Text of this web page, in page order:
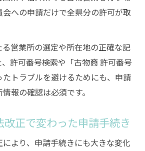
への申請だけで全県分の許可が取
営業所の選定や所在地の正確な記
許可番号検索や「古物商 許可番号
トラブルを避けるためにも、申請
報の確認は必須です。
正で変わった申請手続き
より、申請手続きにも大きな変化